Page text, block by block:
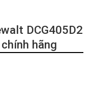
DCG405D2
hãng